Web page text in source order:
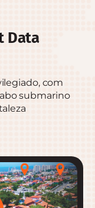
Data
com
submarino